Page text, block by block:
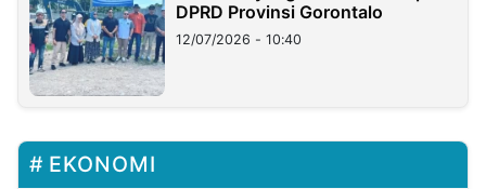
DPRD Provinsi Gorontalo
12/07/2026 - 10:40
EKONOMI